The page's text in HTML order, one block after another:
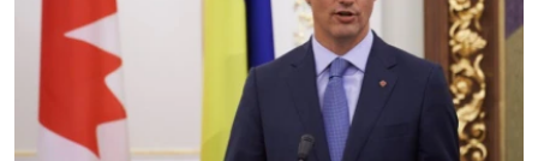
ЭЖЕ-СИҢДИЛЕР
АЗАТТЫК+
ЫҢГАЙСЫЗ СУРООЛОР
ОНЛАЙН ШЕРИНЕ